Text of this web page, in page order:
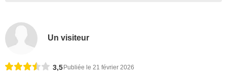
Un visiteur
3,5 Publiée le 21 février 2026